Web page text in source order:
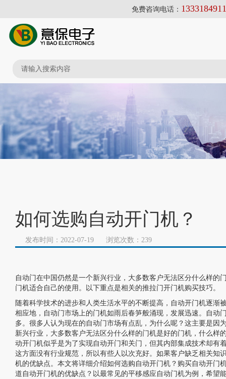
免费咨询电话：
如何选购自动开门机？
发布时间：2022-07-19 浏览次数：239
自动门在中国仍然是一个新兴行业，大多数客户无法区分什么样的
门机适合自己的使用。以下重点是相关的推拉门开门机购买技巧。
随着科学技术的进步和人类生活水平的不断提高，自动开门机逐渐
相应地，自动门市场上的门机如雨后春笋般涌现，发展迅速。自动
多。很多人认为现在的自动门市场有点乱，为什么呢？这主要是因
新兴行业，大多数客户无法区分什么样的门机是好的门机，什么样
动开门机似乎是为了实现自动开门和关门，但其内部集成技术却有
这方面没有行业规范，所以有些人以次充好。如果客户缺乏相关知
机的优缺点。本文将详细介绍如何选购自动开门机？购买自动开门
道自动开门机的优缺点？以最常见的平移感应自动门机为例，希望